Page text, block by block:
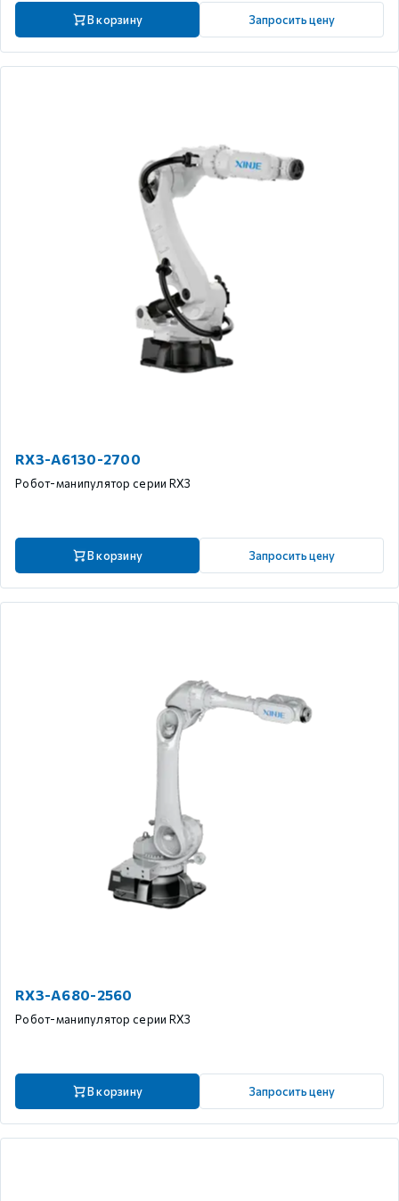
В корзину Запросить цену
RX3-A6130-2700
Робот-манипулятор серии RX3
В корзину Запросить цену
RX3-A680-2560
Робот-манипулятор серии RX3
В корзину Запросить цену